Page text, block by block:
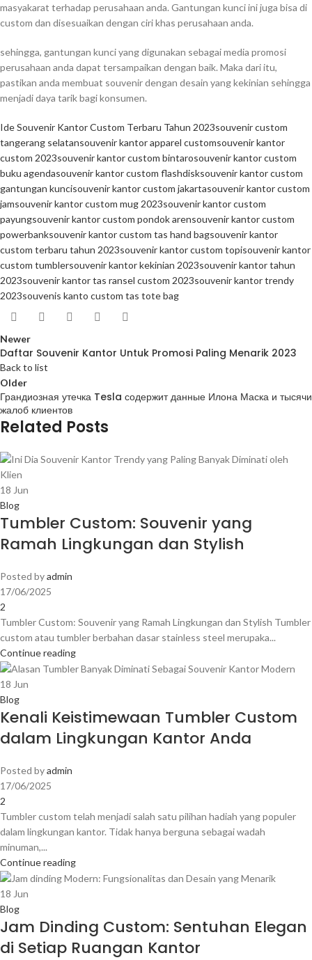
masyakarat terhadap perusahaan anda. Gantungan kunci ini juga bisa di
custom dan disesuaikan dengan ciri khas perusahaan anda.
sehingga, gantungan kunci yang digunakan sebagai media promosi
perusahaan anda dapat tersampaikan dengan baik. Maka dari itu,
pastikan anda membuat souvenir dengan desain yang kekinian sehingga
menjadi daya tarik bagi konsumen.
Ide Souvenir Kantor Custom Terbaru Tahun 2023souvenir custom
tangerang selatansouvenir kantor apparel customsouvenir kantor
custom 2023souvenir kantor custom bintarosouvenir kantor custom
buku agendasouvenir kantor custom flashdisksouvenir kantor custom
gantungan kuncisouvenir kantor custom jakartasouvenir kantor custom
jamsouvenir kantor custom mug 2023souvenir kantor custom
payungsouvenir kantor custom pondok arensouvenir kantor custom
powerbanksouvenir kantor custom tas hand bagsouvenir kantor
custom terbaru tahun 2023souvenir kantor custom topisouvenir kantor
custom tumblersouvenir kantor kekinian 2023souvenir kantor tahun
2023souvenir kantor tas ransel custom 2023souvenir kantor trendy
2023souvenis kanto custom tas tote bag
Newer
Daftar Souvenir Kantor Untuk Promosi Paling Menarik 2023
Back to list
Older
Грандиозная утечка Tesla содержит данные Илона Маска и тысячи
жалоб клиентов
Related Posts
18 Jun
Blog
Tumbler Custom: Souvenir yang
Ramah Lingkungan dan Stylish
Posted byadmin
17/06/2025
2
Tumbler Custom: Souvenir yang Ramah Lingkungan dan Stylish Tumbler
custom atau tumbler berbahan dasar stainless steel merupaka...
Continue reading
18 Jun
Blog
Kenali Keistimewaan Tumbler Custom
dalam Lingkungan Kantor Anda
Posted byadmin
17/06/2025
2
Tumbler custom telah menjadi salah satu pilihan hadiah yang populer
dalam lingkungan kantor. Tidak hanya berguna sebagai wadah
minuman,...
Continue reading
18 Jun
Blog
Jam Dinding Custom: Sentuhan Elegan
di Setiap Ruangan Kantor